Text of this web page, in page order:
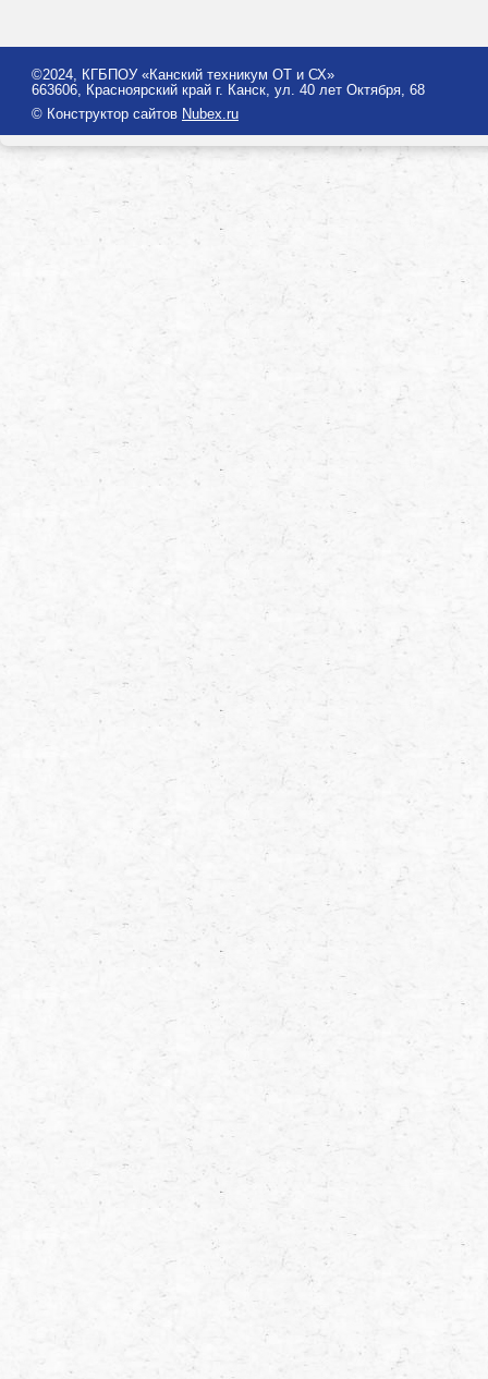
©2024, КГБПОУ «Канский техникум ОТ и СХ»
663606, Красноярский край г. Канск, ул. 40 лет Октября, 68
© Конструктор сайтов Nubex.ru